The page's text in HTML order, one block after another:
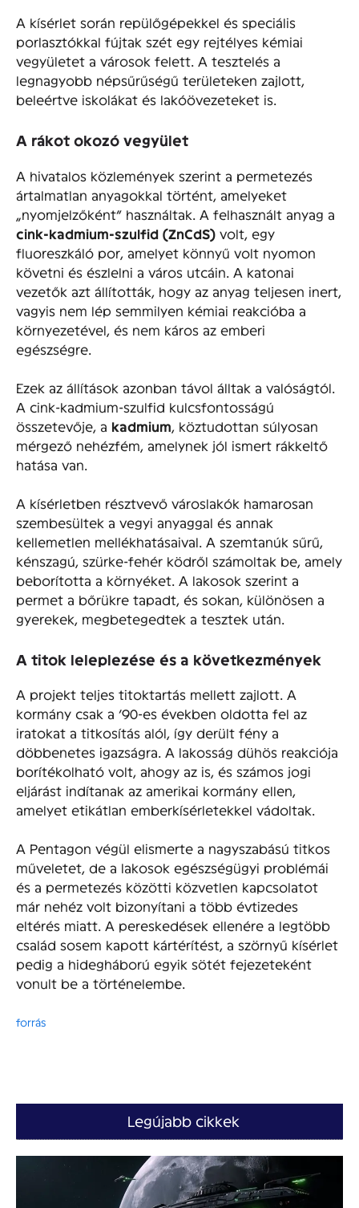
A kísérlet során repülőgépekkel és speciális
porlasztókkal fújtak szét egy rejtélyes kémiai
vegyületet a városok felett. A tesztelés a
legnagyobb népsűrűségű területeken zajlott,
beleértve iskolákat és lakóövezeteket is.
A rákot okozó vegyület
A hivatalos közlemények szerint a permetezés
ártalmatlan anyagokkal történt, amelyeket
„nyomjelzőként” használtak. A felhasznált anyag a
cink-kadmium-szulfid (ZnCdS) volt, egy
fluoreszkáló por, amelyet könnyű volt nyomon
követni és észlelni a város utcáin. A katonai
vezetők azt állították, hogy az anyag teljesen inert,
vagyis nem lép semmilyen kémiai reakcióba a
környezetével, és nem káros az emberi
egészségre.
Ezek az állítások azonban távol álltak a valóságtól.
A cink-kadmium-szulfid kulcsfontosságú
összetevője, a kadmium , köztudottan súlyosan
mérgező nehézfém, amelynek jól ismert rákkeltő
hatása van.
A kísérletben résztvevő városlakók hamarosan
szembesültek a vegyi anyaggal és annak
kellemetlen mellékhatásaival. A szemtanúk sűrű,
kénszagú, szürke-fehér ködről számoltak be, amely
beborította a környéket. A lakosok szerint a
permet a bőrükre tapadt, és sokan, különösen a
gyerekek, megbetegedtek a tesztek után.
A titok leleplezése és a következmények
A projekt teljes titoktartás mellett zajlott. A
kormány csak a ’90-es években oldotta fel az
iratokat a titkosítás alól, így derült fény a
döbbenetes igazságra. A lakosság dühös reakciója
borítékolható volt, ahogy az is, és számos jogi
eljárást indítanak az amerikai kormány ellen,
amelyet etikátlan emberkísérletekkel vádoltak.
A Pentagon végül elismerte a nagyszabású titkos
műveletet, de a lakosok egészségügyi problémái
és a permetezés közötti közvetlen kapcsolatot
már nehéz volt bizonyítani a több évtizedes
eltérés miatt. A pereskedések ellenére a legtöbb
család sosem kapott kártérítést, a szörnyű kísérlet
pedig a hidegháború egyik sötét fejezeteként
vonult be a történelembe.
forrás
Legújabb cikkek